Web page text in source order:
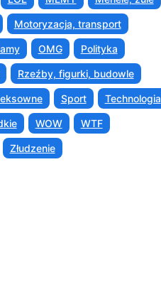
Motoryzacja, transport
OMG Polityka
Rzeźby, figurki, budowle
Sport Technologia
WOW WTF
Złudzenie